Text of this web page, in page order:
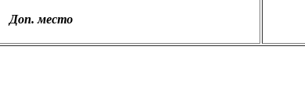
Доп. место